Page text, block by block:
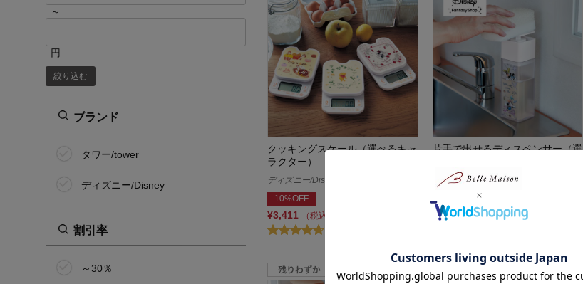
～
円
絞り込む
ブランド
タワー/tower
ディズニー/Disney
割引率
～30％
クッキングスケール（選べるキャ
ラクター）
ディズニー/Disney
10%OFF
¥3,411
（税込）
片手で出せるディスペンサー（選
ディズニー/Disney
¥2,421（税込）